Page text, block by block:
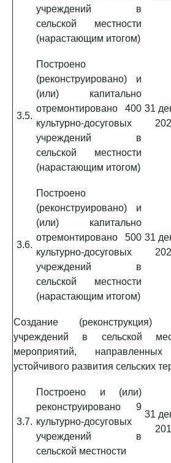
учреждений в
сельской местности
(нарастающим итогом)
3.5.
Построено
(реконструировано) и
(или) капитально
отремонтировано 400
культурно-досуговых
учреждений в
сельской местности
(нарастающим итогом)
31
3.6.
Построено
(реконструировано) и
(или) капитально
отремонтировано 500
культурно-досуговых
учреждений в
сельской местности
(нарастающим итогом)
31
Создание (реконструкция)
учреждений в сельской
мероприятий,
устойчивого развития сельских
3.7.
Построено и (или)
реконструировано 9
культурно-досуговых
учреждений в
сельской местности
31